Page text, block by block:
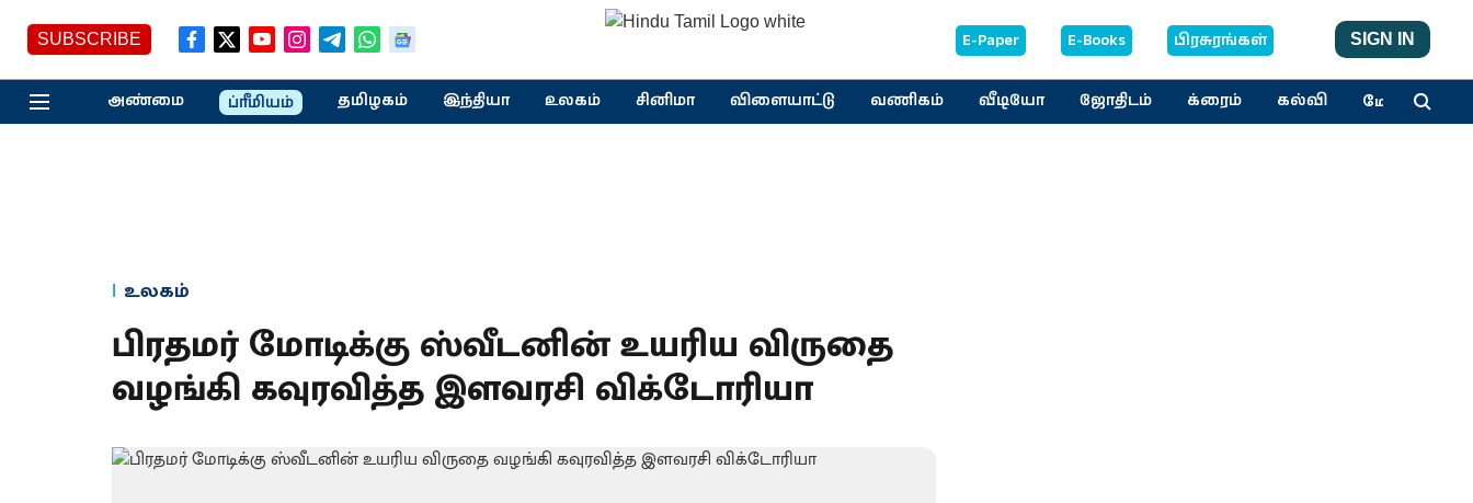
SUBSCRIBE E-Paper E-Books பிரசுரங்கள் SIGN IN
அண்மை ப்ரீமியம் தமிழகம் இந்தியா உலகம் சினிமா விளையாட்டு வணிகம் வீடியோ ஜோதிடம் க்ரைம் கல்வி மேலும்
உலகம்
பிரதமர் மோடிக்கு ஸ்வீடனின் உயரிய விருதை
வழங்கி கவுரவித்த இளவரசி விக்டோரியா